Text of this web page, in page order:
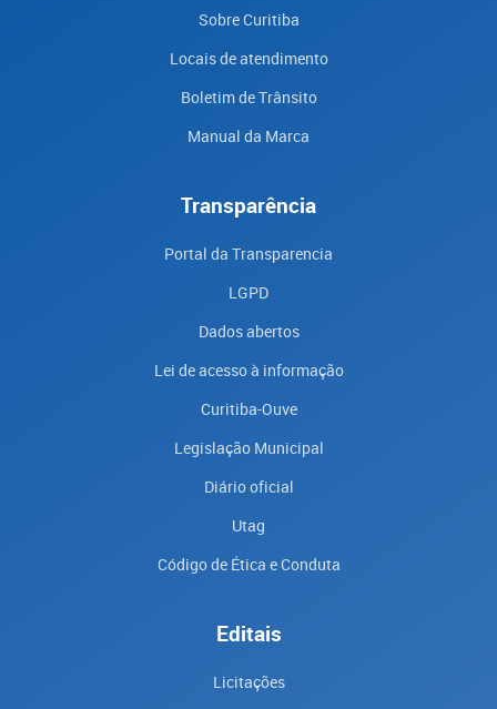
Sobre Curitiba
Locais de atendimento
Boletim de Trânsito
Manual da Marca
Transparência
Portal da Transparencia
LGPD
Dados abertos
Lei de acesso à informação
Curitiba-Ouve
Legislação Municipal
Diário oficial
Utag
Código de Ética e Conduta
Editais
Licitações